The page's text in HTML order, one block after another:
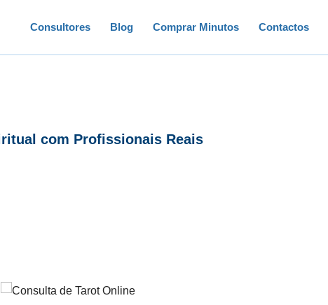
Consultores Blog Comprar Minutos Contactos
com Profissionais Reais